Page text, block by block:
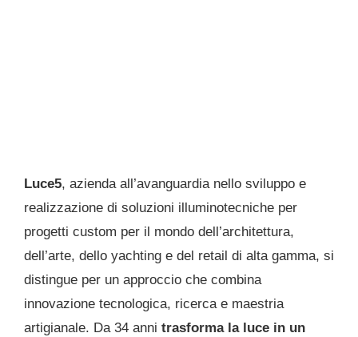
Luce5, azienda all’avanguardia nello sviluppo e
realizzazione di soluzioni illuminotecniche per
progetti custom per il mondo dell’architettura,
dell’arte, dello yachting e del retail di alta gamma, si
distingue per un approccio che combina
innovazione tecnologica, ricerca e maestria
artigianale. Da 34 anni trasforma la luce in un